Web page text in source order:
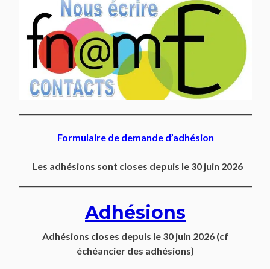
Formulaire de demande d’adhésion
Les adhésions sont closes depuis le 30 juin 2026
Adhésions
Adhésions closes depuis le 30 juin 2026 (cf
échéancier des adhésions)